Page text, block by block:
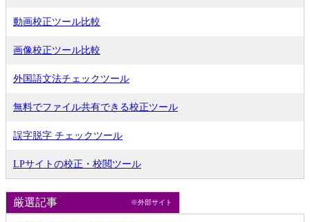
動画校正ツール比較
画像校正ツール比較
外国語文法チェックツール
無料でファイル共有できる校正ツール
誤字脱字 チェックツール
LPサイトの校正・校閲ツール
厳選記事 ※外部サイト